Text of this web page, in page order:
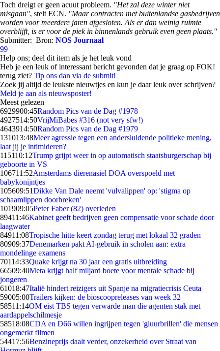
Toch dreigt er geen acuut probleem. "Het zal deze winter niet
misgaan", stelt ECN. "Maar contracten met buitenlandse gasbedrijven
worden voor meerdere jaren afgesloten. Als er dan weinig ruimte
overblijft, is er voor de piek in binnenlands gebruik even geen plaats."
Submitter: Bron: NOS Journaal
99
Help ons; deel dit item als je het leuk vond
Heb je een leuk of interessant bericht gevonden dat je graag op FOK!
terug ziet? Tip ons dan via de submit!
Zoek jij altijd de leukste nieuwtjes en kun je daar leuk over schrijven?
Meld je aan als nieuwsposter!
Meest gelezen
6929900:45Random Pics van de Dag #1978
4927514:50VrijMiBabes #316 (not very sfw!)
4643914:50Random Pics van de Dag #1979
131013:48Meer agressie tegen een andersluidende politieke mening,
laat jij je intimideren?
115110:12Trump grijpt weer in op automatisch staatsburgerschap bij
geboorte in VS
106711:52Amsterdams dierenasiel DOA overspoeld met
babykonijntjes
105609:51Dikke Van Dale neemt 'vulvalippen' op: 'stigma op
schaamlippen doorbreken'
101909:05Peter Faber (82) overleden
89411:46Kabinet geeft bedrijven geen compensatie voor schade door
laagwater
84911:08Tropische hitte keert zondag terug met lokaal 32 graden
80909:37Denemarken pakt AI-gebruik in scholen aan: extra
mondelinge examens
70114:33Quake krijgt na 30 jaar een gratis uitbreiding
66509:40Meta krijgt half miljard boete voor mentale schade bij
jongeren
61018:47Italië hindert reizigers uit Spanje na migratiecrisis Ceuta
59005:00Trailers kijken: de bioscoopreleases van week 32
58511:14OM eist TBS tegen verwarde man die agenten stak met
aardappelschilmesje
58518:08CDA en D66 willen ingrijpen tegen 'gluurbrillen' die mensen
ongemerkt filmen
54417:56Benzineprijs daalt verder, onzekerheid over Straat van